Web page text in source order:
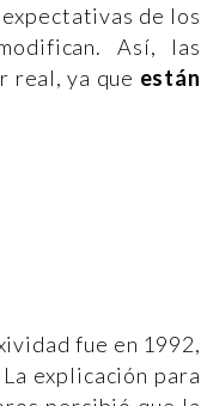
de los
Así, las
real, ya que están
fue en 1992,
explicación para